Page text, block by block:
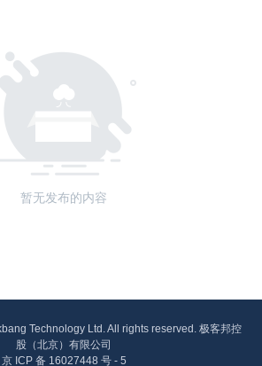
暂无发布的内容
Technology Ltd. All rights reserved. 极客邦控
股（北京）有限公司
京 ICP 备 16027448 号 - 5